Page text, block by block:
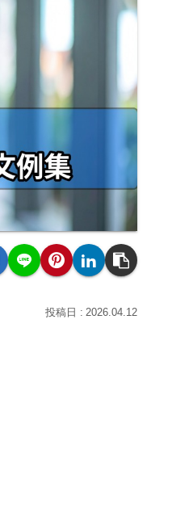
2026.04.12